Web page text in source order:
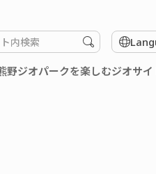
検
索
す
る
野ジオパークを楽しむジオサ